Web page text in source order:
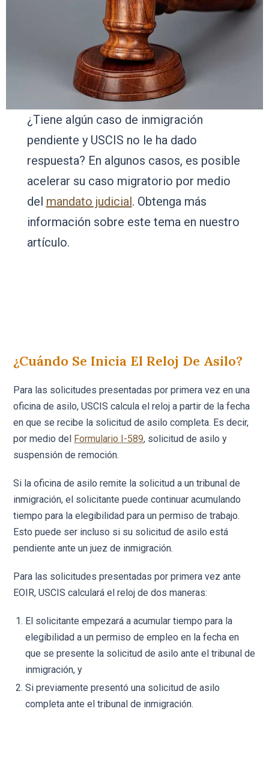
¿Tiene algún caso de inmigración
pendiente y USCIS no le ha dado
respuesta? En algunos casos, es posible
acelerar su caso migratorio por medio
del mandato judicial. Obtenga más
información sobre este tema en nuestro
artículo.
¿Cuándo Se Inicia El Reloj De Asilo?
Para las solicitudes presentadas por primera vez en una
oficina de asilo, USCIS calcula el reloj a partir de la fecha
en que se recibe la solicitud de asilo completa. Es decir,
por medio del Formulario I-589, solicitud de asilo y
suspensión de remoción.
Si la oficina de asilo remite la solicitud a un tribunal de
inmigración, el solicitante puede continuar acumulando
tiempo para la elegibilidad para un permiso de trabajo.
Esto puede ser incluso si su solicitud de asilo está
pendiente ante un juez de inmigración.
Para las solicitudes presentadas por primera vez ante
EOIR, USCIS calculará el reloj de dos maneras:
El solicitante empezará a acumular tiempo para la
elegibilidad a un permiso de empleo en la fecha en
que se presente la solicitud de asilo ante el tribunal de
inmigración, y
Si previamente presentó una solicitud de asilo
completa ante el tribunal de inmigración.